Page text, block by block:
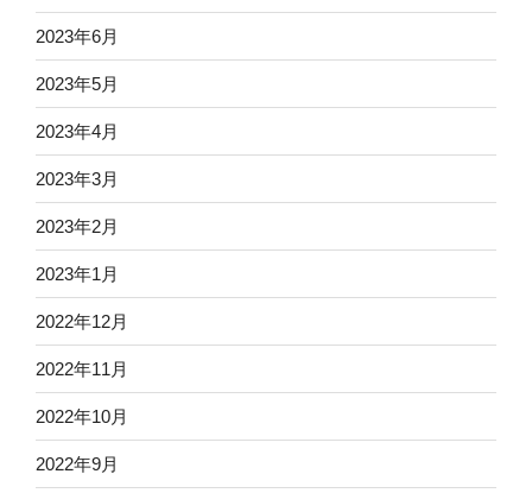
2023年6月
2023年5月
2023年4月
2023年3月
2023年2月
2023年1月
2022年12月
2022年11月
2022年10月
2022年9月